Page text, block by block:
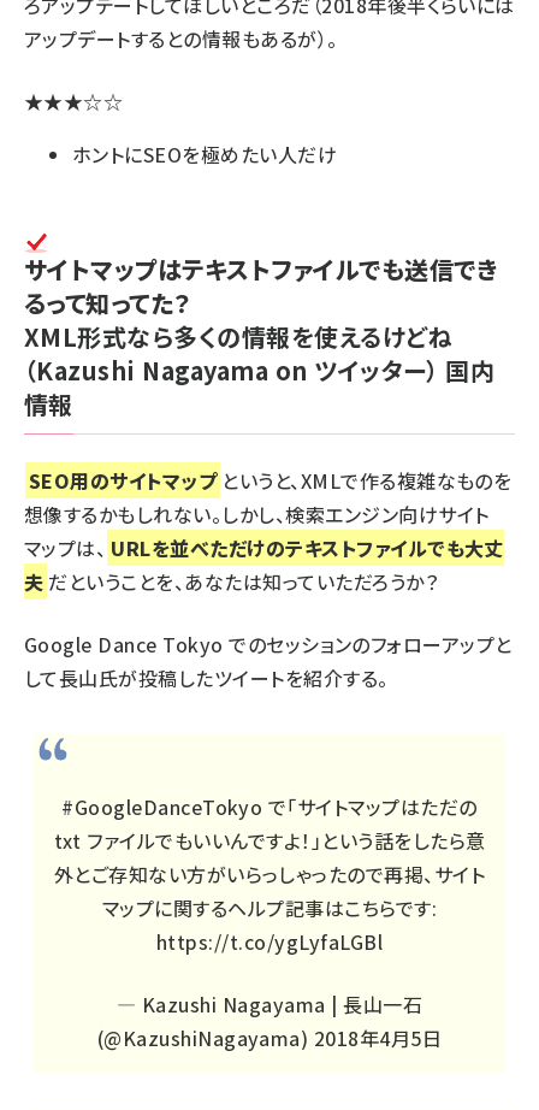
アップデートするとの情報もあるが）。
★★★☆☆
ホントにSEOを極めたい人だけ
サイトマップはテキストファイルでも送信でき
るって知ってた？
XML形式なら多くの情報を使えるけどね
（Kazushi Nagayama on ツイッター） 国内
情報
SEO用のサイトマップ というと、XMLで作る複雑なものを
想像するかもしれない。しかし、検索エンジン向けサイト
マップは、 URLを並べただけのテキストファイルでも大丈
夫 だということを、あなたは知っていただろうか？
Google Dance Tokyo でのセッションのフォローアップと
して長山氏が投稿したツイートを紹介する。
#GoogleDanceTokyo で「サイトマップはただの
txt ファイルでもいいんですよ！」という話をしたら意
外とご存知ない方がいらっしゃったので再掲、サイト
マップに関するヘルプ記事はこちらです:
https://t.co/ygLyfaLGBl
— Kazushi Nagayama | 長山一石
(@KazushiNagayama) 2018年4月5日